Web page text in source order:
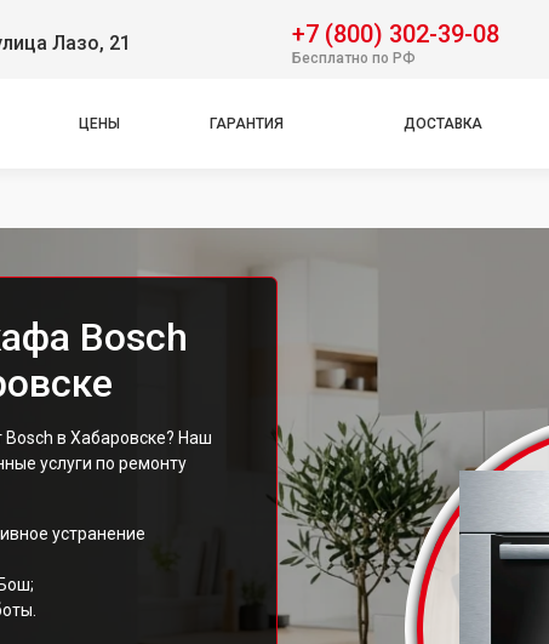
Лазо, 21 +7 (800) 302-39-08
Бесплатно по РФ
ЦЕНЫ ГАРАНТИЯ ДОСТАВКА
Bosch
в Хабаровске? Наш
услуги по ремонту
устранение